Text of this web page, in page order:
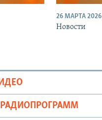
26 МАРТА 2026
Новости